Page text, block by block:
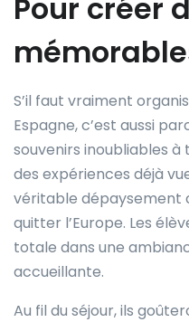
Pour créer
S’il faut vraiment
Espagne, c’est aussi
souvenirs inoubliables à
des expériences déjà
véritable dépaysement
quitter l’Europe. Les
totale dans une
accueillante.
Au fil du séjour, ils